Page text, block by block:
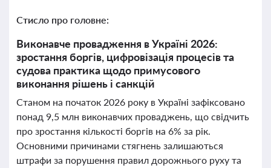
Стисло про головне:
Виконавче провадження в Україні 2026:
зростання боргів, цифровізація процесів та
судова практика щодо примусового
виконання рішень і санкцій
Станом на початок 2026 року в Україні зафіксовано
понад 9,5 млн виконавчих проваджень, що свідчить
про зростання кількості боргів на 6% за рік.
Основними причинами стягнень залишаються
штрафи за порушення правил дорожнього руху та